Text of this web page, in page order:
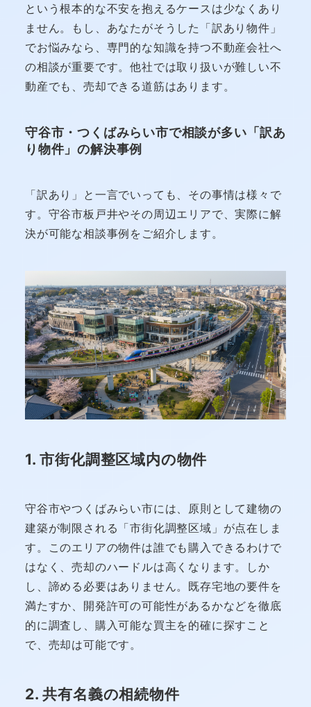
という根本的な不安を抱えるケースは少なくあり
ません。もし、あなたがそうした「訳あり物件」
でお悩みなら、専門的な知識を持つ不動産会社へ
の相談が重要です。他社では取り扱いが難しい不
動産でも、売却できる道筋はあります。
守谷市・つくばみらい市で相談が多い「訳あ
り物件」の解決事例
「訳あり」と一言でいっても、その事情は様々で
す。守谷市板戸井やその周辺エリアで、実際に解
決が可能な相談事例をご紹介します。
1. 市街化調整区域内の物件
守谷市やつくばみらい市には、原則として建物の
建築が制限される「市街化調整区域」が点在しま
す。このエリアの物件は誰でも購入できるわけで
はなく、売却のハードルは高くなります。しか
し、諦める必要はありません。既存宅地の要件を
満たすか、開発許可の可能性があるかなどを徹底
的に調査し、購入可能な買主を的確に探すこと
で、売却は可能です。
2. 共有名義の相続物件